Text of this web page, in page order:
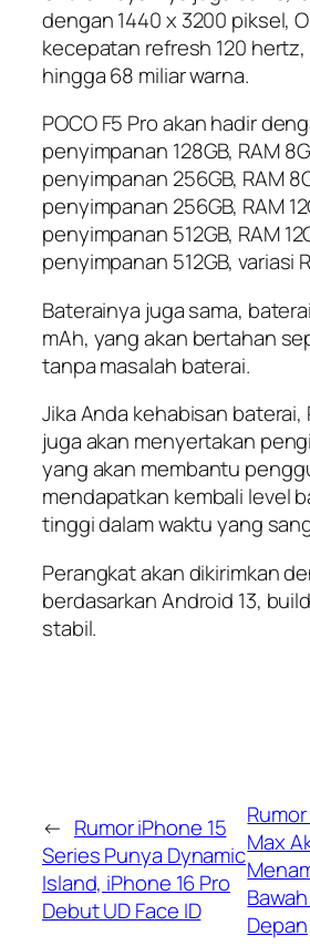
dengan 1440 x 3200 piksel,
kecepatan refresh 120
hingga 68 miliar warna.
POCO F5 Pro akan hadir
penyimpanan 128GB, RAM
penyimpanan 256GB, RAM
penyimpanan 256GB, RAM
penyimpanan 512GB, RAM
penyimpanan 512GB, variasi
Baterainya juga sama,
mAh, yang akan bertahan
tanpa masalah baterai.
Jika Anda kehabisan baterai,
juga akan menyertakan
yang akan membantu
mendapatkan kembali level
tinggi dalam waktu yang
Perangkat akan dikirimkan
berdasarkan Android 13,
stabil.
← Rumor iPhone 15
Series Punya Dynamic
Island, iPhone 16 Pro
Debut UD Face ID
Max
Depan